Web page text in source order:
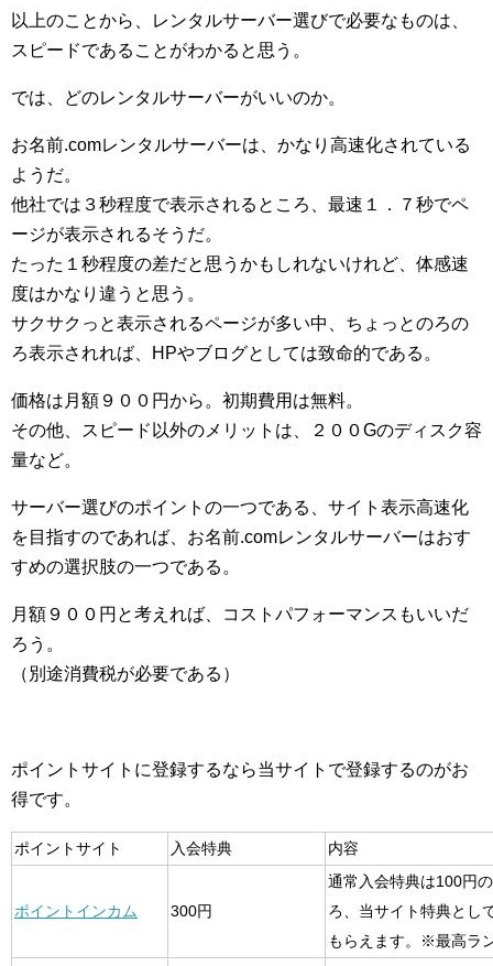
以上のことから、レンタルサーバー選びで必要なものは、
スピードであることがわかると思う。
では、どのレンタルサーバーがいいのか。
お名前.comレンタルサーバーは、かなり高速化されている
ようだ。
他社では３秒程度で表示されるところ、最速１．７秒でペ
ージが表示されるそうだ。
たった１秒程度の差だと思うかもしれないけれど、体感速
度はかなり違うと思う。
サクサクっと表示されるページが多い中、ちょっとのろの
ろ表示されれば、HPやブログとしては致命的である。
価格は月額９００円から。初期費用は無料。
その他、スピード以外のメリットは、２００Gのディスク容
量など。
サーバー選びのポイントの一つである、サイト表示高速化
を目指すのであれば、お名前.comレンタルサーバーはおす
すめの選択肢の一つである。
月額９００円と考えれば、コストパフォーマンスもいいだ
ろう。
（別途消費税が必要である）
ポイントサイトに登録するなら当サイトで登録するのがお
得です。
ポイントサイト 入会特典 内容
ポイントインカム 300円
通常入会特典は100円
ろ、当サイト特典とし
もらえます。※最高ラ